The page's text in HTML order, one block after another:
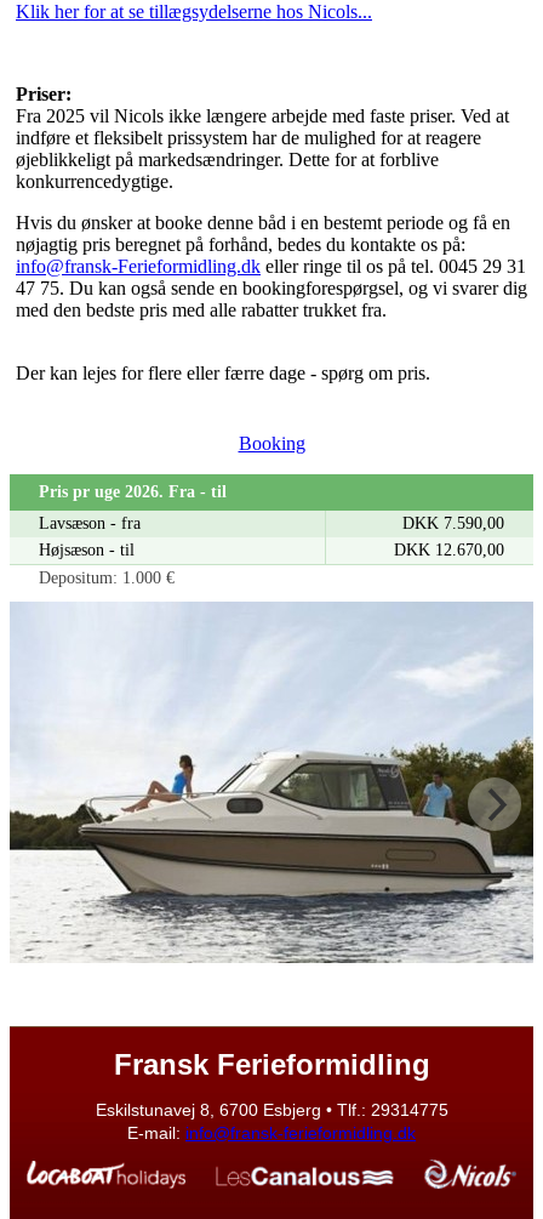
Klik her for at se tillægsydelserne hos Nicols...
Priser:
Fra 2025 vil Nicols ikke længere arbejde med faste priser. Ved at
indføre et fleksibelt prissystem har de mulighed for at reagere
øjeblikkeligt på markedsændringer. Dette for at forblive
konkurrencedygtige.
Hvis du ønsker at booke denne båd i en bestemt periode og få en
nøjagtig pris beregnet på forhånd, bedes du kontakte os på:
info@fransk-Ferieformidling.dk eller ringe til os på tel. 0045 29 31
47 75. Du kan også sende en bookingforespørgsel, og vi svarer dig
med den bedste pris med alle rabatter trukket fra.
Der kan lejes for flere eller færre dage - spørg om pris.
Booking
Pris pr uge 2026. Fra - til
Lavsæson - fra
DKK 7.590,00
Højsæson - til
DKK 12.670,00
Depositum: 1.000 €
Fransk Ferieformidling
Eskilstunavej 8, 6700 Esbjerg • Tlf.: 29314775
E-mail: info@fransk-ferieformidling.dk